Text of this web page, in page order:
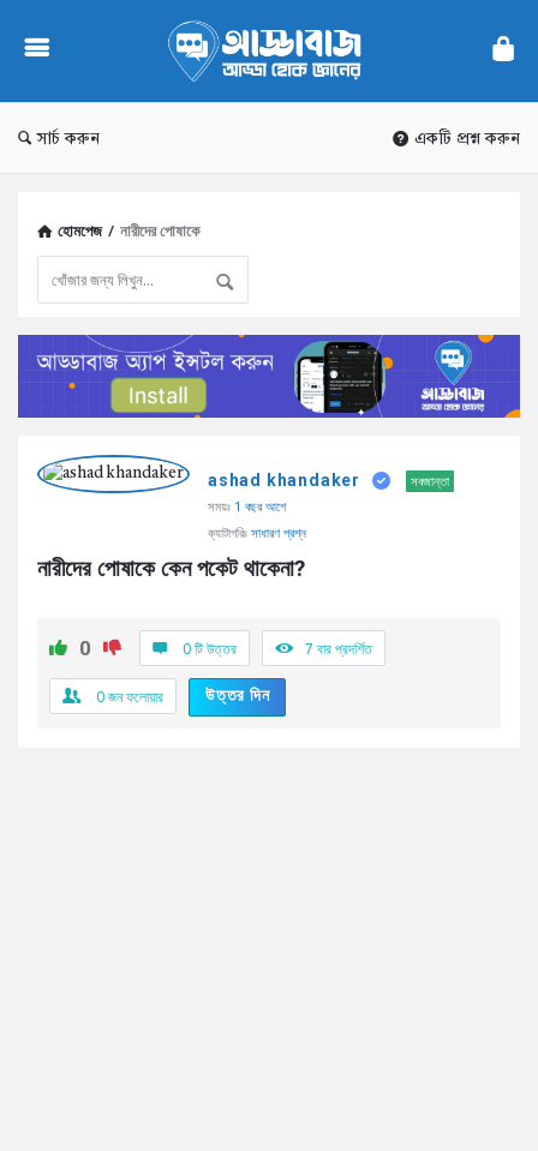
AddaBuzz.net
সার্চ করুন একটি প্রশ্ন করুন
হোমপেজ / নারীদের পোষাকে
AddaBuzz.net
Latest
ashad khandaker
সবজান্তা
সময়ঃ 1 বছর আগে
ক্যাটাগরিঃ সাধারণ প্রশ্ন
নারীদের পোষাকে কেন পকেট থাকেনা?
0 0 টি উত্তর 7 বার প্রদর্শিত
0জন ফলোয়ার উত্তর দিন